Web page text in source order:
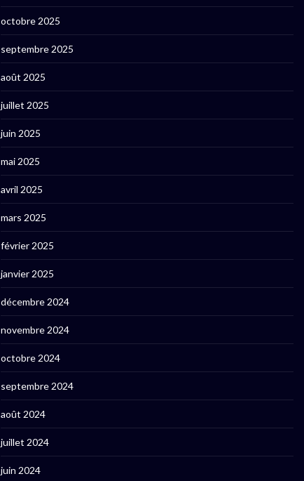
octobre 2025
septembre 2025
août 2025
juillet 2025
juin 2025
mai 2025
avril 2025
mars 2025
février 2025
janvier 2025
décembre 2024
novembre 2024
octobre 2024
septembre 2024
août 2024
juillet 2024
juin 2024